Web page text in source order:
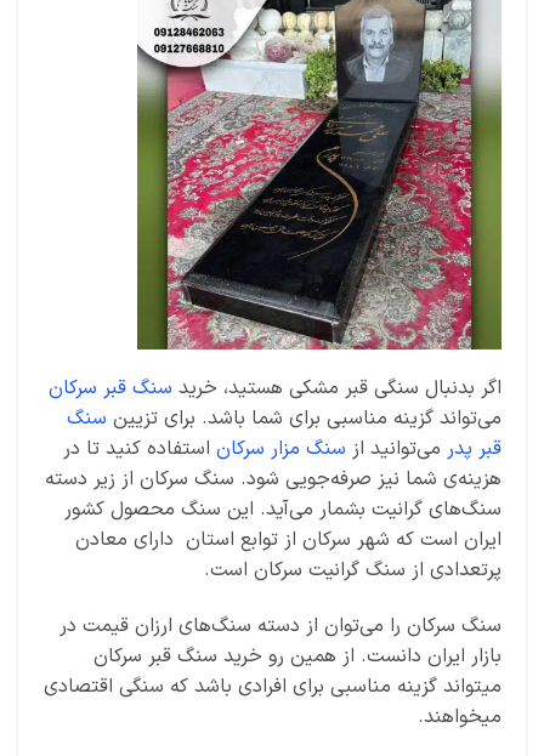
اگر بدنبال سنگی قبر مشکی هستید، خریدسنگ قبر سرکان
می‌تواند گزینه مناسبی برای شما باشد. برای تزیینسنگ
قبر پدرمی‌توانید از سنگ مزار سرکاناستفاده کنید تا در
هزینه‌ی شما نیز صرفه‌جویی شود. سنگ سرکان از زیر دسته
سنگ‎‌های گرانیت بشمار می‌آید. این سنگ محصول کشور
ایران است که شهر سرکان از توابع استان دارای معادن
پرتعدادی از سنگ گرانیت سرکان است.
سنگ سرکان را می‌توان از دسته سنگ‌های ارزان قیمت در
بازار ایران دانست. از همین رو خرید سنگ قبر سرکان
میتواند گزینه مناسبی برای افرادی باشد که سنگی اقتصادی
میخواهند.